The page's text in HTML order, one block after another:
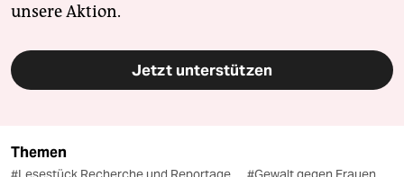
unsere Aktion.
Jetzt unterstützen
Themen